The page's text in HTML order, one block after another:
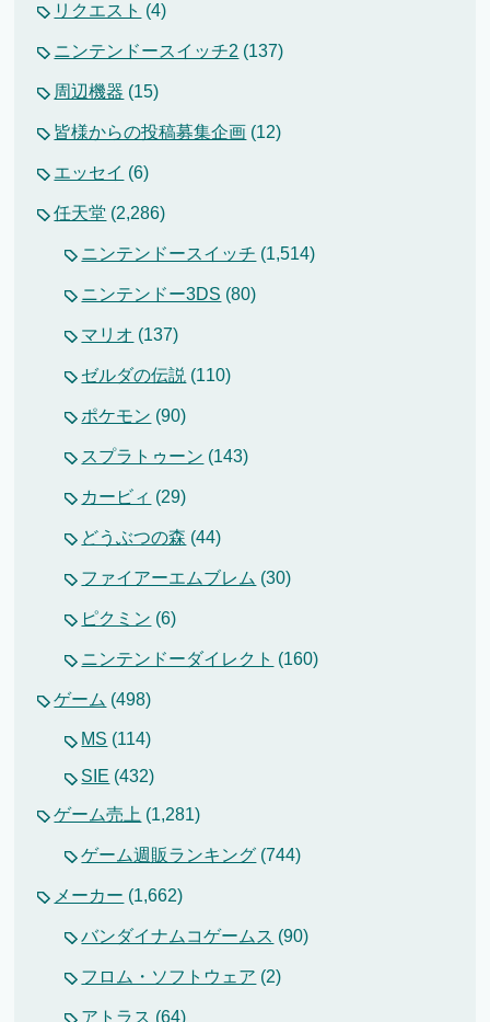
リクエスト (4)
ニンテンドースイッチ2 (137)
周辺機器 (15)
皆様からの投稿募集企画 (12)
エッセイ (6)
任天堂 (2,286)
ニンテンドースイッチ (1,514)
ニンテンドー3DS (80)
マリオ (137)
ゼルダの伝説 (110)
ポケモン (90)
スプラトゥーン (143)
カービィ (29)
どうぶつの森 (44)
ファイアーエムブレム (30)
ピクミン (6)
ニンテンドーダイレクト (160)
ゲーム (498)
MS (114)
SIE (432)
ゲーム売上 (1,281)
ゲーム週販ランキング (744)
メーカー (1,662)
バンダイナムコゲームス (90)
フロム・ソフトウェア (2)
アトラス (64)